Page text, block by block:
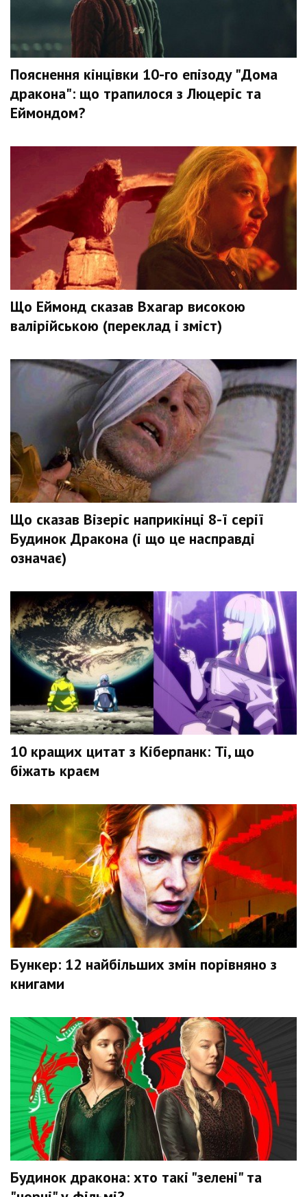
Пояснення кінцівки 10-го епізоду "Дома
дракона": що трапилося з Люцеріс та
Еймондом?
Що Еймонд сказав Вхагар високою
валірійською (переклад і зміст)
Що сказав Візеріс наприкінці 8-ї серії
Будинок Дракона (і що це насправді
означає)
10 кращих цитат з Кіберпанк: Ті, що
біжать краєм
Бункер: 12 найбільших змін порівняно з
книгами
Будинок дракона: хто такі "зелені" та